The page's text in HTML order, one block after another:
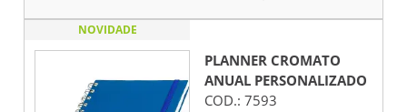
NOVIDADE
PLANNER CROMATO
ANUAL PERSONALIZADO
COD.: 7593